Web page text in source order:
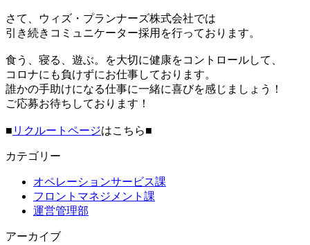
さて、ウィズ・プランナーズ株式会社では
引き続きコミュニケーター採用を行っております。
食う、寝る、遊ぶ。を大切に健康をコントロールして、
コロナにも負けずにお仕事しております。
誰かの手助けになる仕事に一緒に喜びを感じましょう！
ご応募お待ちしております！
■ リクルートページはこちら■
カテゴリー
オペレーションサービス課
フロントマネジメント課
運営管理部
アーカイブ